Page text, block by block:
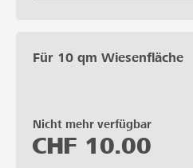
Für 10 qm Wiesenfläche
Nicht mehr verfügbar
CHF 10.00